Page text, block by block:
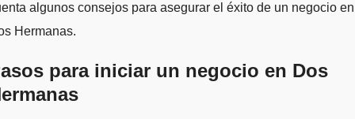
algunos consejos para asegurar el éxito de un negocio en
Hermanas.
para iniciar un negocio en Dos